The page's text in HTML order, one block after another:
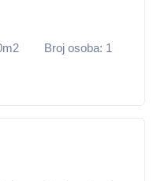
Broj osoba: 1